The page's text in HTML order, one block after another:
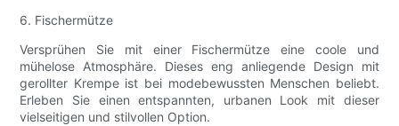
6. Fischermütze
Versprühen Sie mit einer Fischermütze eine coole und
mühelose Atmosphäre. Dieses eng anliegende Design mit
gerollter Krempe ist bei modebewussten Menschen beliebt.
Erleben Sie einen entspannten, urbanen Look mit dieser
vielseitigen und stilvollen Option.